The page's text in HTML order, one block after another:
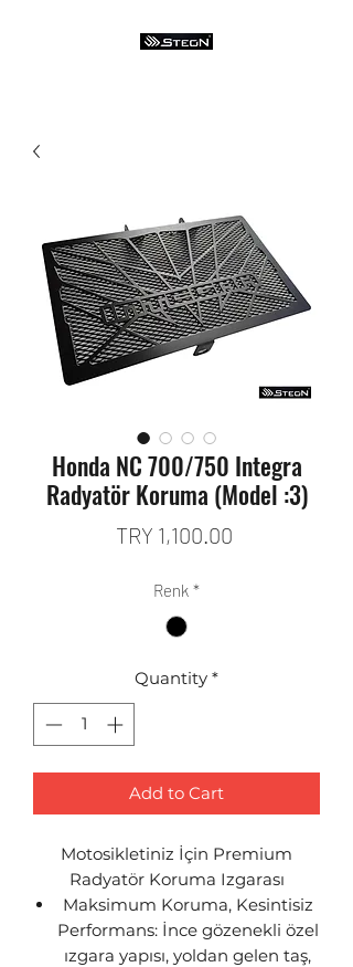
Honda NC 700/750 Integra
Radyatör Koruma (Model :3)
TRY 1,100.00Price
Renk *
Quantity *
Add to Cart
Motosikletiniz İçin Premium
Radyatör Koruma Izgarası
Maksimum Koruma, Kesintisiz
Performans: İnce gözenekli özel
ızgara yapısı, yoldan gelen taş,